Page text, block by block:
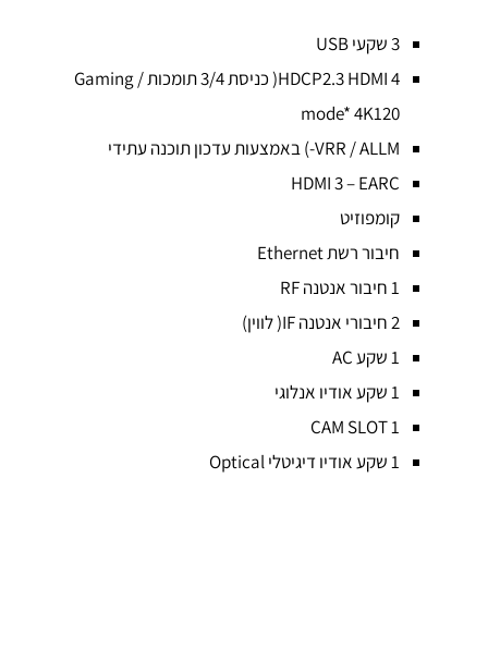
3 שקעי USB
4 HDCP2.3 HDMI( כניסת 3/4 תומכות / Gaming
mode* 4K120
VRR / ALLM-) באמצעות עדכון תוכנה עתידי
HDMI 3 – EARC
קומפוזיט
חיבור רשת Ethernet
1 חיבור אנטנה RF
2 חיבורי אנטנה IF( לווין)
1 שקע AC
1 שקע אודיו אנלוגי
CAM SLOT 1
1 שקע אודיו דיגיטלי Optical